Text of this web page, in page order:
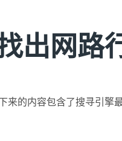
出网路
的内容包含了搜寻引擎